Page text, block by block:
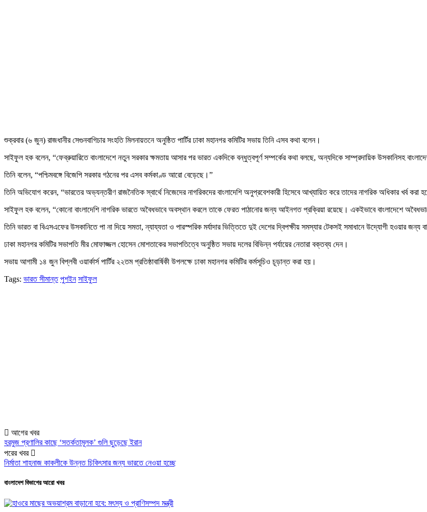
শুক্রবার (৬ জুন) রাজধানীর সেগুনবাগিচার সংহতি মিলনায়তনে অনুষ্ঠিত পার্টির ঢাকা মহানগর কমিটির সভায় তিনি এসব কথা বলেন।
সাইফুল হক বলেন, “ফেব্রুয়ারিতে বাংলাদেশে নতুন সরকার ক্ষমতায় আসার পর ভারত একদিকে বন্ধুত্বপূর্ণ সম্পর্কের কথা বলছে, অন্যদিকে সাম্প্রদায়িক উসকানিসহ
তিনি বলেন, “পশ্চিমবঙ্গে বিজেপি সরকার গঠনের পর এসব কর্মকাণ্ড আরো বেড়েছে।”
তিনি অভিযোগ করেন, “ভারতের অভ্যন্তরীণ রাজনৈতিক স্বার্থে নিজেদের নাগরিকদের বাংলাদেশি অনুপ্রবেশকারী হিসেবে আখ্যায়িত করে তাদের নাগরিক অধিকার খর্ব
সাইফুল হক বলেন, “কোনো বাংলাদেশি নাগরিক ভারতে অবৈধভাবে অবস্থান করলে তাকে ফেরত পাঠানোর জন্য আইনগত প্রক্রিয়া রয়েছে। একইভাবে বাংলাদেশে
তিনি ভারত বা বিএসএফের উসকানিতে পা না দিয়ে সমতা, ন্যায্যতা ও পারস্পরিক মর্যাদার ভিত্তিতে দুই দেশের দ্বিপক্ষীয় সমস্যার টেকসই সমাধানে উদ্যোগী হওয়ার জন্য
ঢাকা মহানগর কমিটির সভাপতি মীর মোফাজ্জল হোসেন মোশতাকের সভাপতিত্বে অনুষ্ঠিত সভায় দলের বিভিন্ন পর্যায়ের নেতারা বক্তব্য দেন।
সভায় আগামী ১৪ জুন বিপ্লবী ওয়ার্কার্স পার্টির ২২তম প্রতিষ্ঠাবার্ষিকী উপলক্ষে ঢাকা মহানগর কমিটির কর্মসূচিও চূড়ান্ত করা হয়।
Tags: ভারত সীমান্ত পুশইন সাইফুল
আগের খবর
হরমুজ প্রণালির কাছে ‘সতর্কতামূলক’ গুলি ছুড়েছে ইরান
পরের খবর
নির্মাতা শাহনাজ কাকলীকে উন্নত চিকিৎসার জন্য ভারতে নেওয়া হচ্ছে
বাংলাদেশ বিভাগের আরো খবর